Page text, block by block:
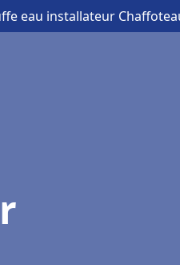
eau installateur